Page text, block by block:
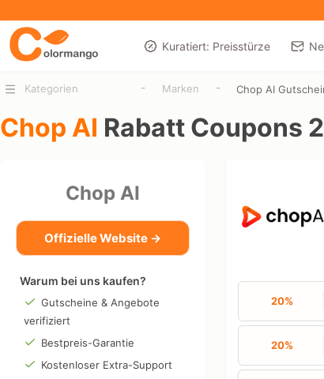
Kuratiert: Preisstürze
Kategorien - Marken - Chop AI
Chop AI Rabatt Coupons
Chop AI
Offizielle Website →
Warum bei uns kaufen?
Gutscheine & Angebote
verifiziert
Bestpreis-Garantie
Kostenloser Extra-Support
20%
20%